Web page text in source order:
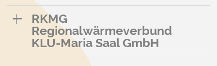
RKMG
Regionalwärmeverbund
KLU-Maria Saal GmbH